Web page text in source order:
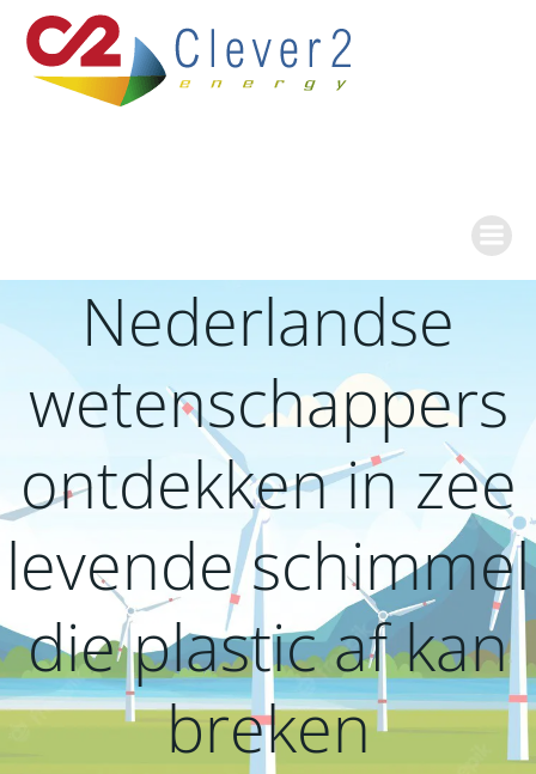
naar
de
inhoud
Nederlandse
wetenschappers
ontdekken in zee
levende schimmel
die plastic af kan
breken